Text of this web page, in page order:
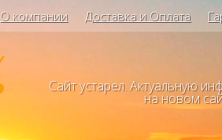
О компании Доставка и Оплата
Сайт устарел. Актуальную
на новом